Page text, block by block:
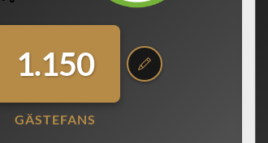
1.150
GÄSTEFANS